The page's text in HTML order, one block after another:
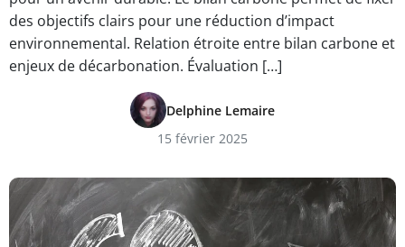
des objectifs clairs pour une réduction d’impact
environnemental. Relation étroite entre bilan carbone et
enjeux de décarbonation. Évaluation […]
Delphine Lemaire
15 février 2025